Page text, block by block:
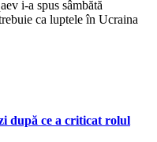
i-a spus sâmbătă
ca luptele în Ucraina
după ce a criticat rolul